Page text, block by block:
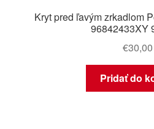
Kryt pred ľavým zrkadlom
96842433XY
€30,00
Pridať do